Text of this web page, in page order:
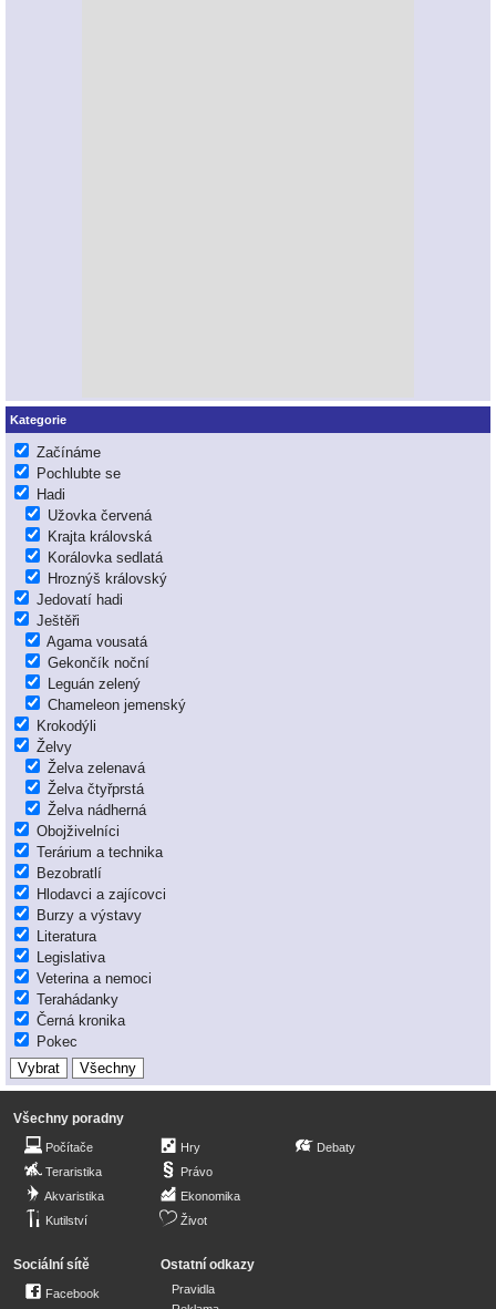
Kategorie
Začínáme
Pochlubte se
Hadi
Užovka červená
Krajta královská
Korálovka sedlatá
Hroznýš královský
Jedovatí hadi
Ještěři
Agama vousatá
Gekončík noční
Leguán zelený
Chameleon jemenský
Krokodýli
Želvy
Želva zelenavá
Želva čtyřprstá
Želva nádherná
Obojživelníci
Terárium a technika
Bezobratlí
Hlodavci a zajícovci
Burzy a výstavy
Literatura
Legislativa
Veterina a nemoci
Terahádanky
Černá kronika
Pokec
Všechny poradny
Počítače
Teraristika
Akvaristika
Kutilství
Hry
Právo
Ekonomika
Život
Debaty
Sociální sítě
Facebook
Ostatní odkazy
Pravidla